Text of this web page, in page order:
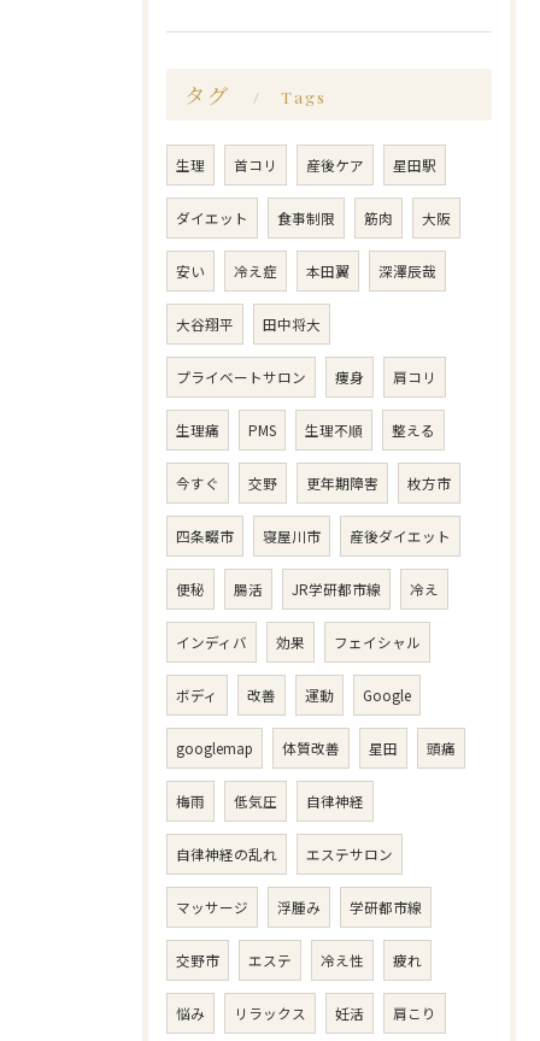
タグ Tags
生理 首コリ 産後ケア 星田駅
ダイエット 食事制限 筋肉 大阪
安い 冷え症 本田翼 深澤辰哉
大谷翔平 田中将大
プライベートサロン 痩身 肩コリ
生理痛 PMS 生理不順 整える
今すぐ 交野 更年期障害 枚方市
四条畷市 寝屋川市 産後ダイエット
便秘 腸活 JR学研都市線 冷え
インディバ 効果 フェイシャル
ボディ 改善 運動 Google
googlemap 体質改善 星田 頭痛
梅雨 低気圧 自律神経
自律神経の乱れ エステサロン
マッサージ 浮腫み 学研都市線
交野市 エステ 冷え性 疲れ
悩み リラックス 妊活 肩こり